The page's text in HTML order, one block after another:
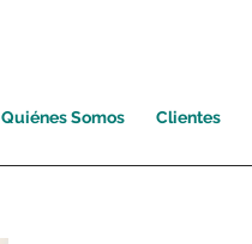
Quiénes Somos Clientes